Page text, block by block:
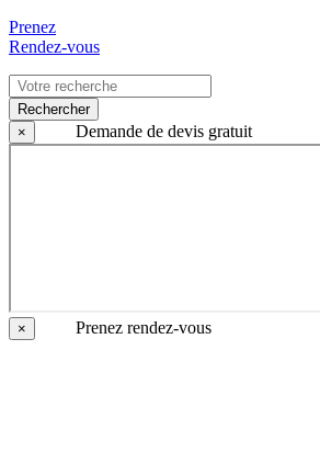
Prenez
Rendez-vous
Rechercher
×
Demande de devis gratuit
× Prenez rendez-vous